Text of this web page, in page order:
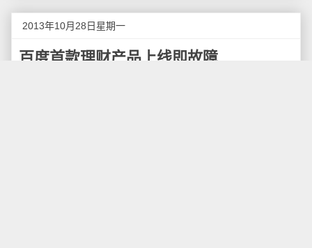
2013年10月28日星期一
百度首款理财产品上线即故障